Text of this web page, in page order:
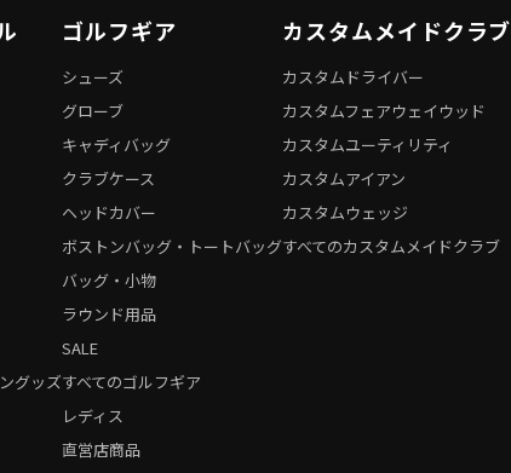
グッズ
ゴルフギア
レディス
直営店商品
シューズ
グローブ
キャディバッグ
クラブケース
ヘッドカバー
ボストンバッグ・トートバッグ
バッグ・小物
ラウンド用品
SALE
すべてのゴルフギア
カスタムメイドクラブ
カスタムドライバー
カスタムフェアウェイウッド
カスタムユーティリティ
カスタムアイアン
カスタムウェッジ
すべてのカスタムメイドクラブ